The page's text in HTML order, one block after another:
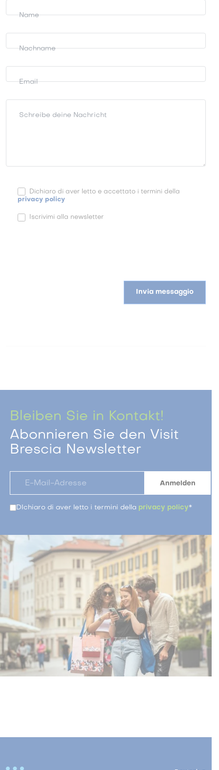
anfordern
Name
Nachname
Email
Schreibe deine Nachricht
Dichiaro di aver letto e accettato i termini della
privacy policy
Iscrivimi alla newsletter
Invia messaggio
Bleiben Sie in Kontakt!
Abonnieren Sie den Visit
Brescia Newsletter
DIchiaro di aver letto i termini della privacy policy*